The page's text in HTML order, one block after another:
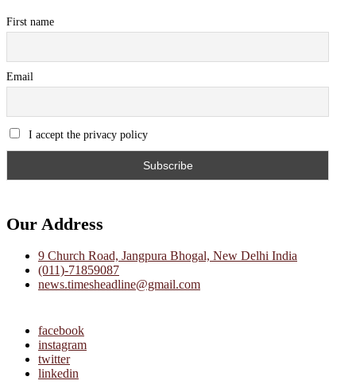
First name
Email
I accept the privacy policy
Our Address
9 Church Road, Jangpura Bhogal, New Delhi India
(011)-71859087
news.timesheadline@gmail.com
facebook
instagram
twitter
linkedin